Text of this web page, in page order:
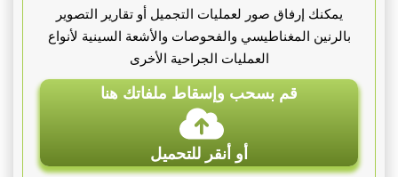
يمكنك إرفاق صور لعمليات التجميل أو تقارير التصوير
بالرنين المغناطيسي والفحوصات والأشعة السينية لأنواع
العمليات الجراحية الأخرى
قم بسحب وإسقاط ملفاتك هنا
أو أنقر للتحميل